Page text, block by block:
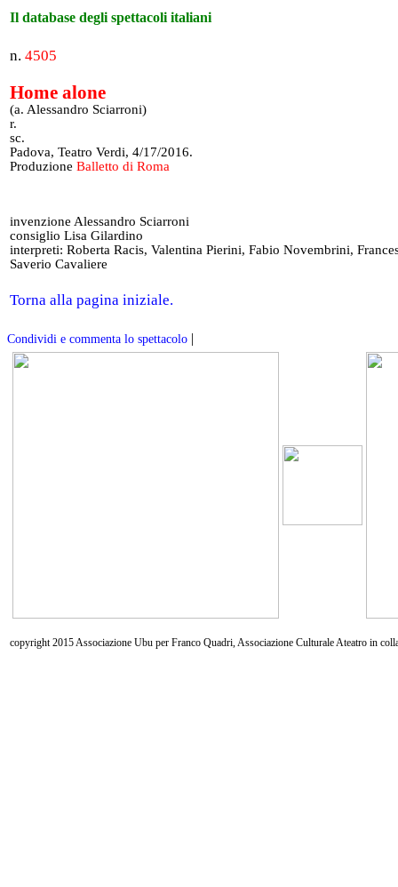
Il database degli spettacoli italiani
n. 4505
Home alone
(a. Alessandro Sciarroni)
r.
sc.
Padova, Teatro Verdi, 4/17/2016.
Produzione Balletto di Roma
invenzione Alessandro Sciarroni
consiglio Lisa Gilardino
interpreti: Roberta Racis, Valentina Pierini, Fabio Novembrini,
Saverio Cavaliere
Torna alla pagina iniziale.
Condividi e commenta lo spettacolo |
copyright 2015 Associazione Ubu per Franco Quadri, Associazione Culturale Ateatro in